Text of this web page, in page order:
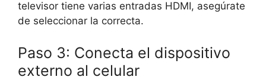
televisor tiene varias entradas HDMI, asegúrate
de seleccionar la correcta.
Paso 3: Conecta el dispositivo
externo al celular